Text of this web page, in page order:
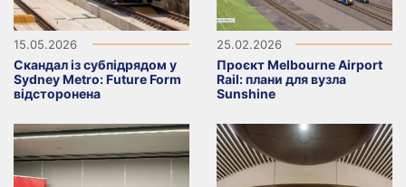
15.05.2026
Скандал із субпідрядом у
Sydney Metro: Future Form
відсторонена
25.02.2026
Проєкт Melbourne Airport
Rail: плани для вузла
Sunshine